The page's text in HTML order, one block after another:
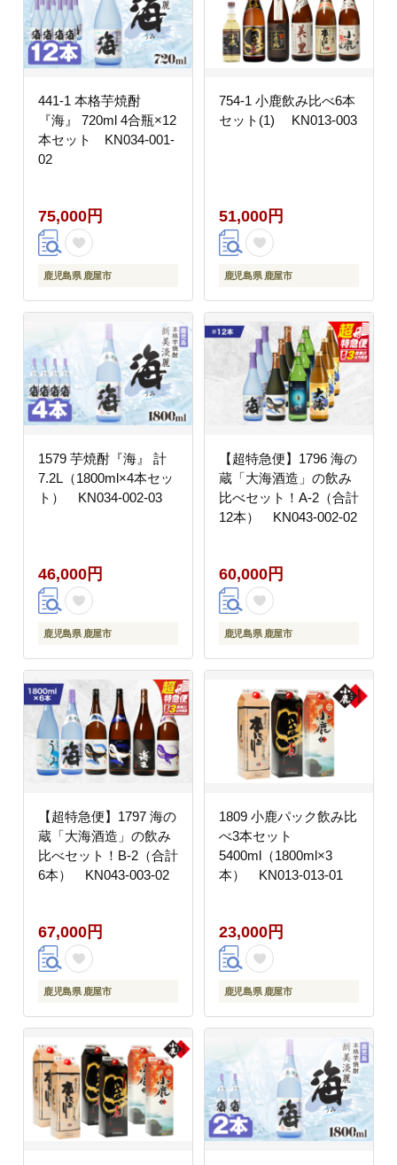
441-1 本格芋焼酎
『海』 720ml 4合瓶×12
本セット KN034-001-
02
75,000円
鹿児島県 鹿屋市
754-1 小鹿飲み比べ6本
セット(1) KN013-003
51,000円
鹿児島県 鹿屋市
1579 芋焼酎『海』 計
7.2L（1800ml×4本セッ
ト） KN034-002-03
46,000円
鹿児島県 鹿屋市
【超特急便】1796 海の
蔵「大海酒造」の飲み
比べセット！A-2（合計
12本） KN043-002-02
60,000円
鹿児島県 鹿屋市
【超特急便】1797 海の
蔵「大海酒造」の飲み
比べセット！B-2（合計
6本） KN043-003-02
67,000円
鹿児島県 鹿屋市
1809 小鹿パック飲み比
べ3本セット
5400ml（1800ml×3
本） KN013-013-01
23,000円
鹿児島県 鹿屋市